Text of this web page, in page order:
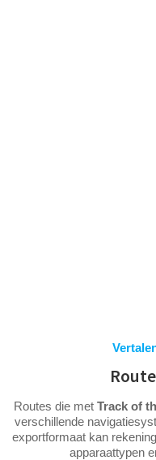
Routes die met Track of
verschillende
exportformaat kan
apparaattypen